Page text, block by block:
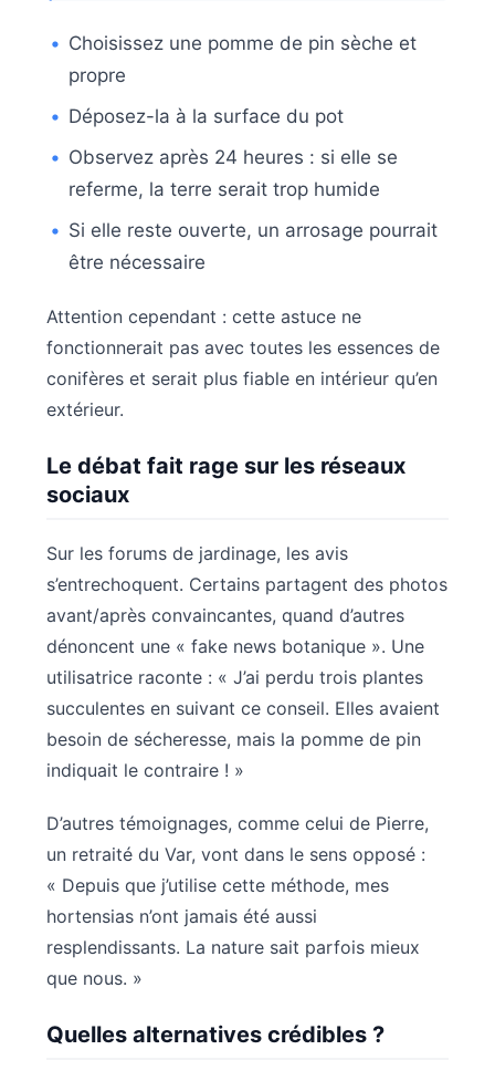
Choisissez une pomme de pin sèche et
propre
Déposez-la à la surface du pot
Observez après 24 heures : si elle se
referme, la terre serait trop humide
Si elle reste ouverte, un arrosage pourrait
être nécessaire
Attention cependant : cette astuce ne
fonctionnerait pas avec toutes les essences de
conifères et serait plus fiable en intérieur qu’en
extérieur.
Le débat fait rage sur les réseaux
sociaux
Sur les forums de jardinage, les avis
s’entrechoquent. Certains partagent des photos
avant/après convaincantes, quand d’autres
dénoncent une « fake news botanique ». Une
utilisatrice raconte : « J’ai perdu trois plantes
succulentes en suivant ce conseil. Elles avaient
besoin de sécheresse, mais la pomme de pin
indiquait le contraire ! »
D’autres témoignages, comme celui de Pierre,
un retraité du Var, vont dans le sens opposé :
« Depuis que j’utilise cette méthode, mes
hortensias n’ont jamais été aussi
resplendissants. La nature sait parfois mieux
que nous. »
Quelles alternatives crédibles ?